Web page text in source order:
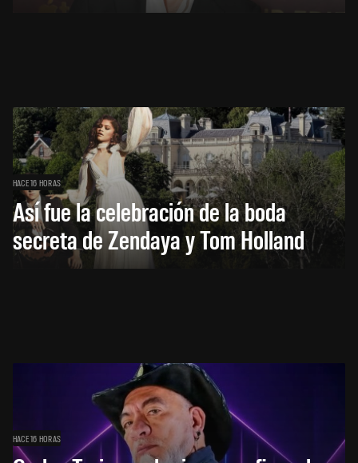
HACE 16 HORAS
Así fue la celebración de la boda
secreta de Zendaya y Tom Holland
HACE 16 HORAS